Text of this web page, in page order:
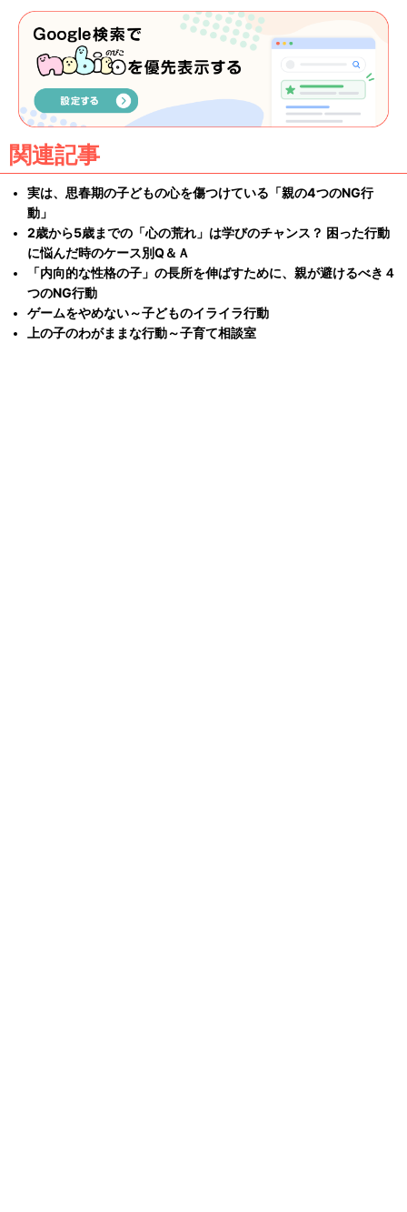
関連記事
実は、思春期の子どもの心を傷つけている「親の4つのNG行
動」
2歳から5歳までの「心の荒れ」は学びのチャンス？ 困った行動
に悩んだ時のケース別Q＆Ａ
「内向的な性格の子」の長所を伸ばすために、親が避けるべき４
つのNG行動
ゲームをやめない～子どものイライラ行動
上の子のわがままな行動～子育て相談室